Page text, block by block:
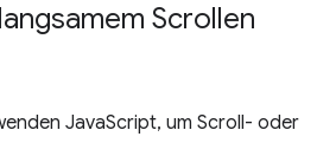
Scrollen
JavaScript, um Scroll- oder